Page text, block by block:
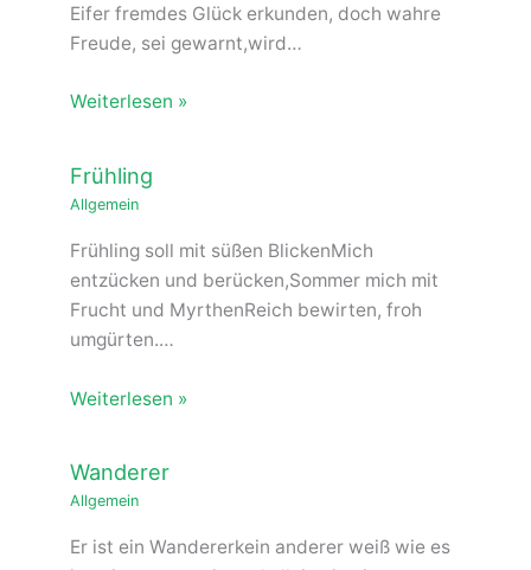
Eifer fremdes Glück erkunden, doch wahre
Freude, sei gewarnt,wird…
Weiterlesen »
Frühling
Allgemein
Frühling soll mit süßen BlickenMich
entzücken und berücken,Sommer mich mit
Frucht und MyrthenReich bewirten, froh
umgürten.…
Weiterlesen »
Wanderer
Allgemein
Er ist ein Wandererkein anderer weiß wie es